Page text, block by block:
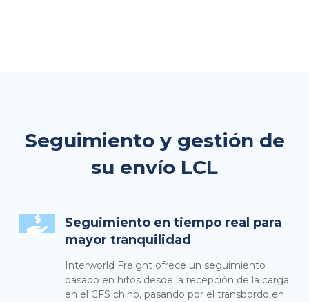
Seguimiento y gestión de
su envío LCL
Seguimiento en tiempo real para
mayor tranquilidad
Interworld Freight ofrece un seguimiento
basado en hitos desde la recepción de la carga
en el CFS chino, pasando por el transbordo en